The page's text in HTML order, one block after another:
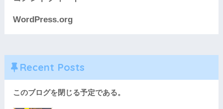
WordPress.org
Recent Posts
このブログを閉じる予定である。